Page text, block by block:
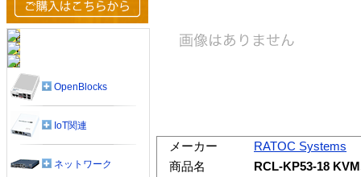
メーカー
RATOC Systems
商品名
RCL-KP53-18
OpenBlocks
IoT関連
ネットワーク